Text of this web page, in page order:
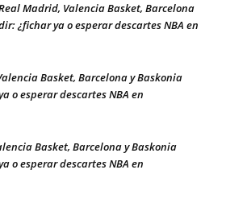
Madrid, Valencia Basket, Barcelona
¿fichar ya o esperar descartes NBA en
Basket, Barcelona y Baskonia
o esperar descartes NBA en
Basket, Barcelona y Baskonia
o esperar descartes NBA en